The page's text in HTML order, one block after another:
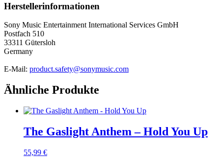
Herstellerinformationen
Sony Music Entertainment International Services GmbH
Postfach 510
33311 Gütersloh
Germany
E-Mail: product.safety@sonymusic.com
Ähnliche Produkte
The Gaslight Anthem – Hold You Up
55,99 €